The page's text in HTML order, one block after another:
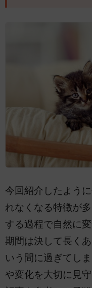
今回紹介したよう
れなくなる特徴が
する過程で自然に
期間は決して長く
いう間に過ぎてし
や変化を大切に見